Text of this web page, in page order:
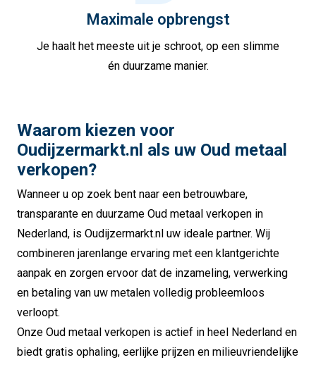
Maximale opbrengst
Je haalt het meeste uit je schroot, op een slimme
én duurzame manier.
Waarom kiezen voor
Oudijzermarkt.nl als uw Oud metaal
verkopen?
Wanneer u op zoek bent naar een betrouwbare,
transparante en duurzame Oud metaal verkopen in
Nederland, is Oudijzermarkt.nl uw ideale partner. Wij
combineren jarenlange ervaring met een klantgerichte
aanpak en zorgen ervoor dat de inzameling, verwerking
en betaling van uw metalen volledig probleemloos
verloopt.
Onze Oud metaal verkopen is actief in heel Nederland en
biedt gratis ophaling, eerlijke prijzen en milieuvriendelijke